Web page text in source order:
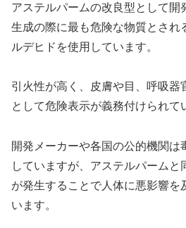
アステルパームの改良型として開
生成の際に最も危険な物質とされ
ルデヒドを使用しています。
引火性が高く、皮膚や目、呼吸器
として危険表示が義務付けられて
開発メーカーや各国の公的機関は
していますが、アステルパーム
が発生することで人体に悪影響を
います。